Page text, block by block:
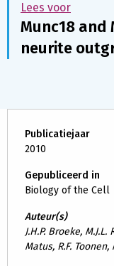
Lees voor
Munc18 and
neurite
Publicatiejaar
2010
Gepubliceerd in
Biology of the Cell
Auteur(s)
J.H.P. Broeke,
Matus, R.F. Toonen,